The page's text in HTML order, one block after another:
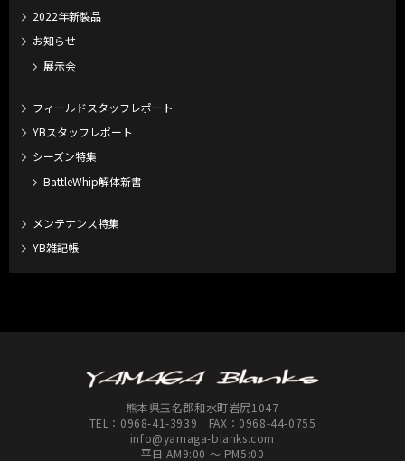
2022年新製品
お知らせ
展示会
フィールドスタッフレポート
YBスタッフレポート
シーズン特集
BattleWhip解体新書
メンテナンス特集
YB雑記帳
熊本県玉名郡和水町岩尻1047
TEL： 0968-41-3939 FAX：0968-44-0755
info@yamaga-blanks.com
平日 AM9:00 ～ PM5:00